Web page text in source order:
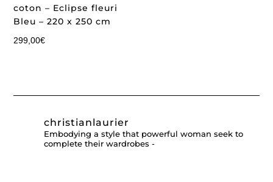
coton – Eclipse fleuri
Bleu – 220 x 250 cm
299,00€
christianlaurier
Embodying a style that powerful woman seek to
complete their wardrobes -